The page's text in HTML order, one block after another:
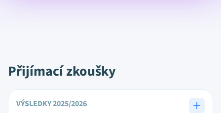
Přijímací zkoušky
VÝSLEDKY 2025/2026